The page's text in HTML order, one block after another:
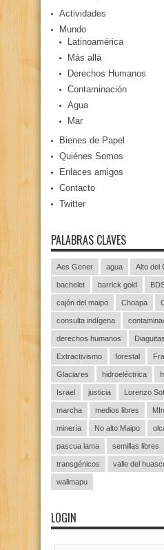
Actividades
Mundo
Latinoamérica
Más allá
Derechos Humanos
Contaminación
Agua
Mar
Bienes de Papel
Quiénes Somos
Enlaces amigos
Contacto
Twitter
PALABRAS CLAVES
Aes Gener agua Alto del
bachelet barrick gold
cajón del maipo Choapa
consulta indígena
derechos humanos Diaguitas
Extractivismo forestal
Glaciares hidroeléctrica
Israel justicia Lorenzo
marcha medios libres
minería No alto Maipo
pascua lama semillas libres
transgénicos valle del
wallmapu
LOGIN